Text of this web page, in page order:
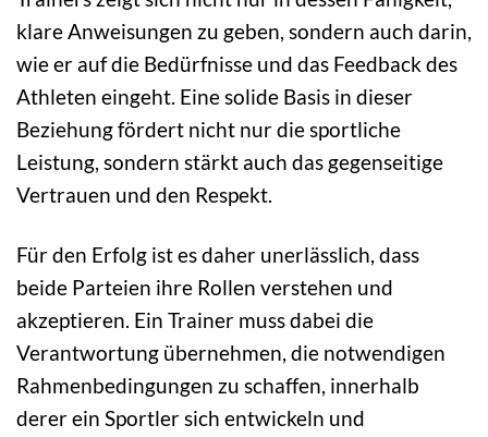
klare Anweisungen zu geben, sondern auch darin,
wie er auf die Bedürfnisse und das Feedback des
Athleten eingeht. Eine solide Basis in dieser
Beziehung fördert nicht nur die sportliche
Leistung, sondern stärkt auch das gegenseitige
Vertrauen und den Respekt.
Für den Erfolg ist es daher unerlässlich, dass
beide Parteien ihre Rollen verstehen und
akzeptieren. Ein Trainer muss dabei die
Verantwortung übernehmen, die notwendigen
Rahmenbedingungen zu schaffen, innerhalb
derer ein Sportler sich entwickeln und